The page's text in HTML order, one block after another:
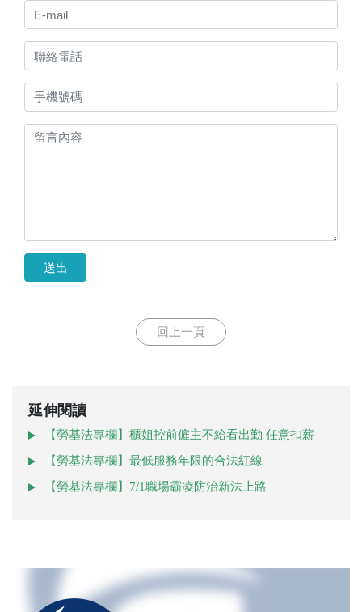
送出
回上一頁
延伸閱讀
【勞基法專欄】櫃姐控前僱主不給看出勤 任意扣薪
【勞基法專欄】最低服務年限的合法紅線
【勞基法專欄】7/1職場霸凌防治新法上路